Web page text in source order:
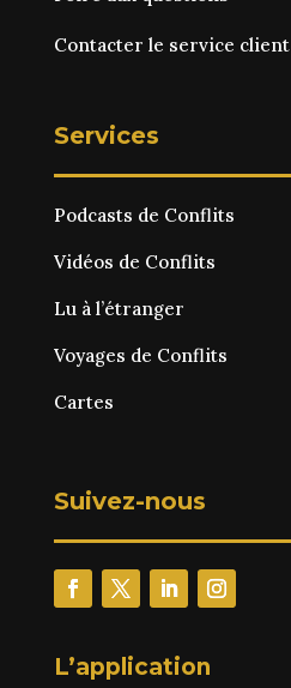
Contacter le service client
Services
Podcasts de Conflits
Vidéos de Conflits
Lu à l’étranger
Voyages de Conflits
Cartes
Suivez-nous
L’application